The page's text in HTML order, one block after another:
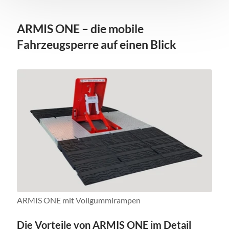
ARMIS ONE – die mobile
Fahrzeugsperre auf einen Blick
ARMIS ONE mit Vollgummirampen
Die Vorteile von ARMIS ONE im Detail